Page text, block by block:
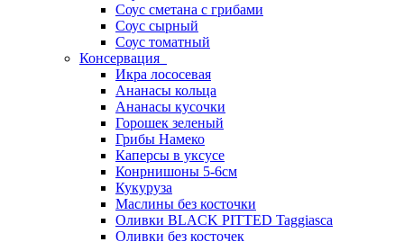
Соус сметана с грибами
Соус сырный
Соус томатный
Консервация
Икра лососевая
Ананасы кольца
Ананасы кусочки
Горошек зеленый
Грибы Намеко
Каперсы в уксусе
Конрнишоны 5-6см
Кукуруза
Маслины без косточки
Оливки BLACK PITTED Taggiasca
Оливки без косточек